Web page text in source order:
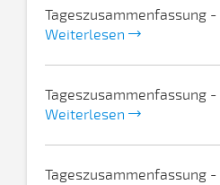
Tageszusammenfassung -
Weiterlesen
Tageszusammenfassung -
Weiterlesen
Tageszusammenfassung